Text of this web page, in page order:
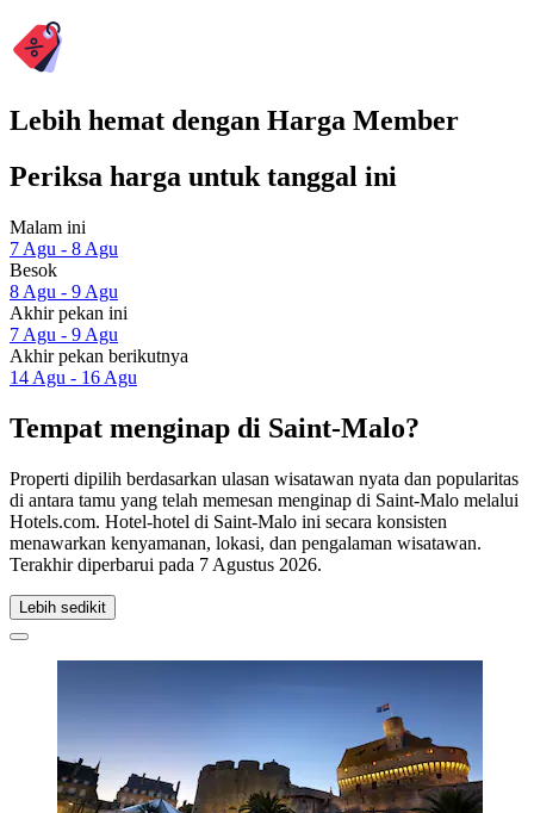
Lebih hemat dengan Harga Member
Periksa harga untuk tanggal ini
Malam ini
7 Agu - 8 Agu
Besok
8 Agu - 9 Agu
Akhir pekan ini
7 Agu - 9 Agu
Akhir pekan berikutnya
14 Agu - 16 Agu
Tempat menginap di Saint-Malo?
Properti dipilih berdasarkan ulasan wisatawan nyata dan popularitas
di antara tamu yang telah memesan menginap di Saint-Malo melalui
Hotels.com. Hotel-hotel di Saint-Malo ini secara konsisten
menawarkan kenyamanan, lokasi, dan pengalaman wisatawan.
Terakhir diperbarui pada 7 Agustus 2026.
Lebih sedikit